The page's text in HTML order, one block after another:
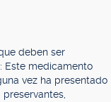
deben ser
Este medicamento
vez ha presentado